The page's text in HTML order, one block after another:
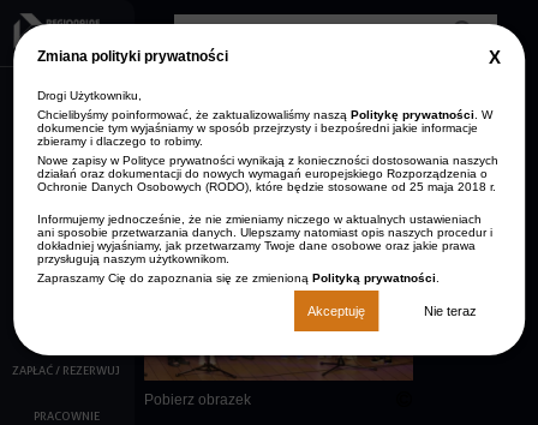
Zmiana polityki prywatności
Drogi Użytkowniku,
Chcielibyśmy poinformować, że zaktualizowaliśmy nasząPolitykę prywatności
. W
dokumencie tym wyjaśniamy w sposób przejrzysty i bezpośredni jakie informacje
zbieramy i dlaczego to robimy.
Nowe zapisy w Polityce prywatności wynikają z konieczności dostosowania naszych
działań oraz dokumentacji do nowych wymagań europejskiego Rozporządzenia o
Ochronie Danych Osobowych (RODO), które będzie stosowane od 25 maja 2018 r.
Informujemy jednocześnie, że nie zmieniamy niczego w aktualnych ustawieniach
ani sposobie przetwarzania danych. Ulepszamy natomiast opis naszych procedur i
dokładniej wyjaśniamy, jak przetwarzamy Twoje dane osobowe oraz jakie prawa
przysługują naszym użytkownikom.
Zapraszamy Cię do zapoznania się ze zmienionąPolityką prywatności
Akceptuję Nie teraz
Close
AKTUALNOŚCI
ARCHIWUM
AKTUALNOŚCI
O NAS
KALENDARZ IMPREZ
FILMY
ZAPŁAĆ / REZERWUJ
PRACOWNIE
KONTAKT
czcionki
Pobierz obrazek
Dzieci z grupy
Muchomorki
parach